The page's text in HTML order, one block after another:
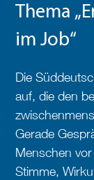
Thema
im Job“
Die
auf, die den
Gerade
Menschen
Stimme,